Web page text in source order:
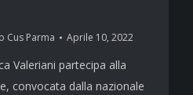
Cus Parma Aprile 10, 2022
Valeriani partecipa alla
convocata dalla nazionale